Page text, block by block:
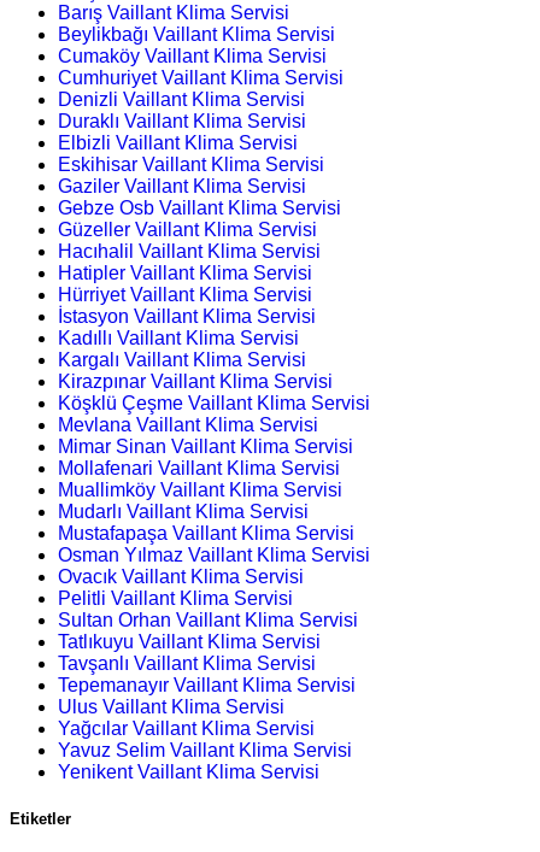
Barış Vaillant Klima Servisi
Beylikbağı Vaillant Klima Servisi
Cumaköy Vaillant Klima Servisi
Cumhuriyet Vaillant Klima Servisi
Denizli Vaillant Klima Servisi
Duraklı Vaillant Klima Servisi
Elbizli Vaillant Klima Servisi
Eskihisar Vaillant Klima Servisi
Gaziler Vaillant Klima Servisi
Gebze Osb Vaillant Klima Servisi
Güzeller Vaillant Klima Servisi
Hacıhalil Vaillant Klima Servisi
Hatipler Vaillant Klima Servisi
Hürriyet Vaillant Klima Servisi
İstasyon Vaillant Klima Servisi
Kadıllı Vaillant Klima Servisi
Kargalı Vaillant Klima Servisi
Kirazpınar Vaillant Klima Servisi
Köşklü Çeşme Vaillant Klima Servisi
Mevlana Vaillant Klima Servisi
Mimar Sinan Vaillant Klima Servisi
Mollafenari Vaillant Klima Servisi
Muallimköy Vaillant Klima Servisi
Mudarlı Vaillant Klima Servisi
Mustafapaşa Vaillant Klima Servisi
Osman Yılmaz Vaillant Klima Servisi
Ovacık Vaillant Klima Servisi
Pelitli Vaillant Klima Servisi
Sultan Orhan Vaillant Klima Servisi
Tatlıkuyu Vaillant Klima Servisi
Tavşanlı Vaillant Klima Servisi
Tepemanayır Vaillant Klima Servisi
Ulus Vaillant Klima Servisi
Yağcılar Vaillant Klima Servisi
Yavuz Selim Vaillant Klima Servisi
Yenikent Vaillant Klima Servisi
Etiketler